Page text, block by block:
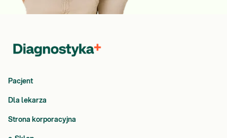
Pacjent
Dla lekarza
Strona korporacyjna